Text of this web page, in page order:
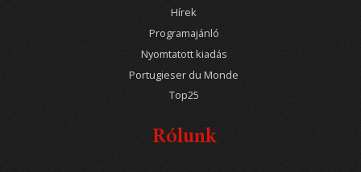
Hírek
Programajánló
Nyomtatott kiadás
Portugieser du Monde
Top25
Rólunk